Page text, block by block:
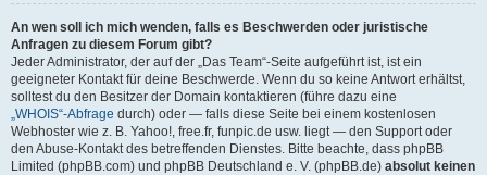
An wen soll ich mich wenden, falls es Beschwerden oder juristische
Anfragen zu diesem Forum gibt?
Jeder Administrator, der auf der „Das Team“-Seite aufgeführt ist, ist ein
geeigneter Kontakt für deine Beschwerde. Wenn du so keine Antwort erhältst,
solltest du den Besitzer der Domain kontaktieren (führe dazu eine
„WHOIS“-Abfrage durch) oder — falls diese Seite bei einem kostenlosen
Webhoster wie z. B. Yahoo!, free.fr, funpic.de usw. liegt — den Support oder
den Abuse-Kontakt des betreffenden Dienstes. Bitte beachte, dass phpBB
Limited (phpBB.com) und phpBB Deutschland e. V. (phpBB.de) absolut keinen